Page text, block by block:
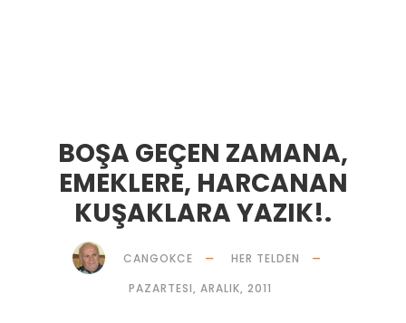
BOŞA GEÇEN ZAMANA,
EMEKLERE, HARCANAN
KUŞAKLARA YAZIK!.
CANGOKCE
HER TELDEN
PAZARTESI, ARALIK, 2011